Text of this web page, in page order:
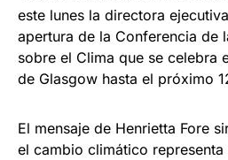
este lunes la directora
apertura de la Conferencia de
sobre el Clima que se celebra
de Glasgow hasta el próximo
El mensaje de Henrietta Fore
el cambio climático representa